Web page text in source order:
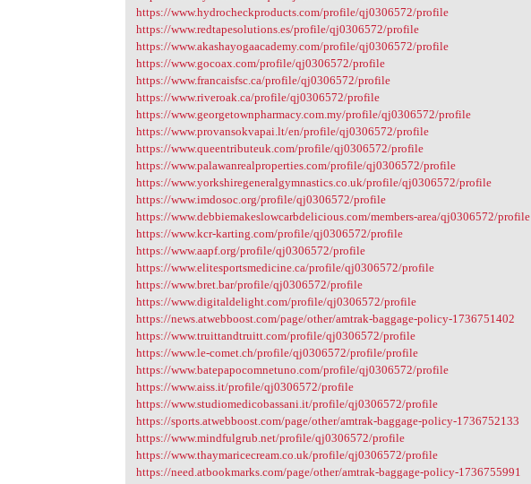
https://www.hydrocheckproducts.com/profile/qj0306572/profile
https://www.redtapesolutions.es/profile/qj0306572/profile
https://www.akashayogaacademy.com/profile/qj0306572/profile
https://www.gocoax.com/profile/qj0306572/profile
https://www.francaisfsc.ca/profile/qj0306572/profile
https://www.riveroak.ca/profile/qj0306572/profile
https://www.georgetownpharmacy.com.my/profile/qj0306572/profile
https://www.provansokvapai.lt/en/profile/qj0306572/profile
https://www.queentributeuk.com/profile/qj0306572/profile
https://www.palawanrealproperties.com/profile/qj0306572/profile
https://www.yorkshiregeneralgymnastics.co.uk/profile/qj0306572/profile
https://www.imdosoc.org/profile/qj0306572/profile
https://www.debbiemakeslowcarbdelicious.com/members-area/qj0306572/profile
https://www.kcr-karting.com/profile/qj0306572/profile
https://www.aapf.org/profile/qj0306572/profile
https://www.elitesportsmedicine.ca/profile/qj0306572/profile
https://www.bret.bar/profile/qj0306572/profile
https://www.digitaldelight.com/profile/qj0306572/profile
https://news.atwebboost.com/page/other/amtrak-baggage-policy-1736751402
https://www.truittandtruitt.com/profile/qj0306572/profile
https://www.le-comet.ch/profile/qj0306572/profile/profile
https://www.batepapocomnetuno.com/profile/qj0306572/profile
https://www.aiss.it/profile/qj0306572/profile
https://www.studiomedicobassani.it/profile/qj0306572/profile
https://sports.atwebboost.com/page/other/amtrak-baggage-policy-1736752133
https://www.mindfulgrub.net/profile/qj0306572/profile
https://www.thaymaricecream.co.uk/profile/qj0306572/profile
https://need.atbookmarks.com/page/other/amtrak-baggage-policy-1736755991